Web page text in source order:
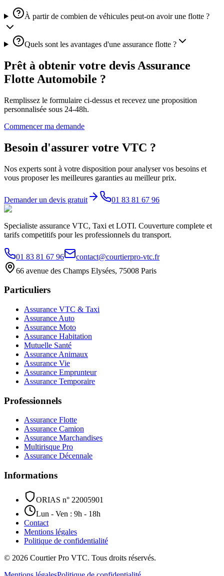
À partir de combien de véhicules peut-on avoir une flotte ?
Quels sont les avantages d'une assurance flotte ?
Prêt à obtenir votre devis Assurance
Flotte Automobile ?
Remplissez le formulaire ci-dessus et recevez une proposition
personnalisée sous 24-48h.
Commencer ma demande
Besoin d'assurer votre VTC ?
Nos experts sont à votre disposition pour analyser vos besoins et
vous proposer les meilleures garanties au meilleur prix.
Demander un devis gratuit 01 83 81 67 96
Specialiste assurance VTC, Taxi et LOTI. Couverture complete et
tarifs competitifs pour les professionnels du transport.
01 83 81 67 96
contact@courtierpro-vtc.fr
66 avenue des Champs Elysées, 75008 Paris
Particuliers
Assurance VTC & Taxi
Assurance Auto
Assurance Moto
Assurance Habitation
Mutuelle Santé
Assurance Animaux
Assurance Vie
Assurance Emprunteur
Assurance Temporaire
Professionnels
Assurance Flotte
Assurance Camion
Assurance Marchandises
Multirisque Pro
Assurance Décennale
Informations
ORIAS n° 22005901
Lun - Ven : 9h - 18h
Contact
Mentions légales
Politique de confidentialité
© 2026 Courtier Pro VTC. Tous droits réservés.